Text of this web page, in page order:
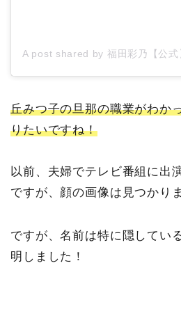
丘みつ子の旦那の職業がわか
りたいですね！
以前、夫婦でテレビ番組に出
ですが、顔の画像は見つかり
ですが、名前は特に隠してい
明しました！